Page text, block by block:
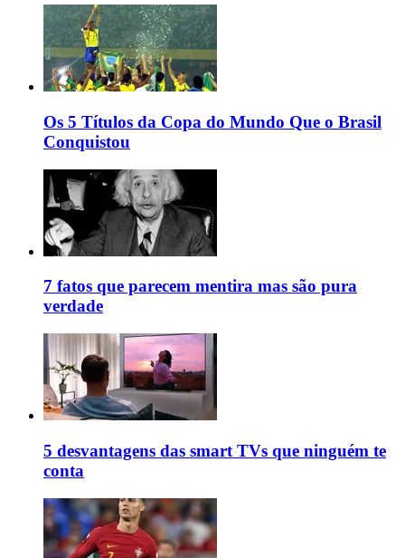
Os 5 Títulos da Copa do Mundo Que o Brasil
Conquistou
7 fatos que parecem mentira mas são pura
verdade
5 desvantagens das smart TVs que ninguém te
conta